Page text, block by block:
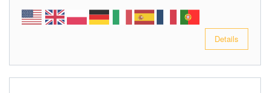
Details